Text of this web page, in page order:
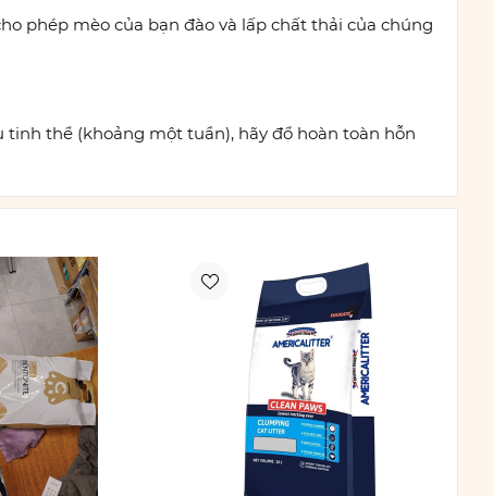
phép mèo của bạn đào và lấp chất thải của chúng
tinh thể (khoảng một tuần), hãy đổ hoàn toàn hỗn